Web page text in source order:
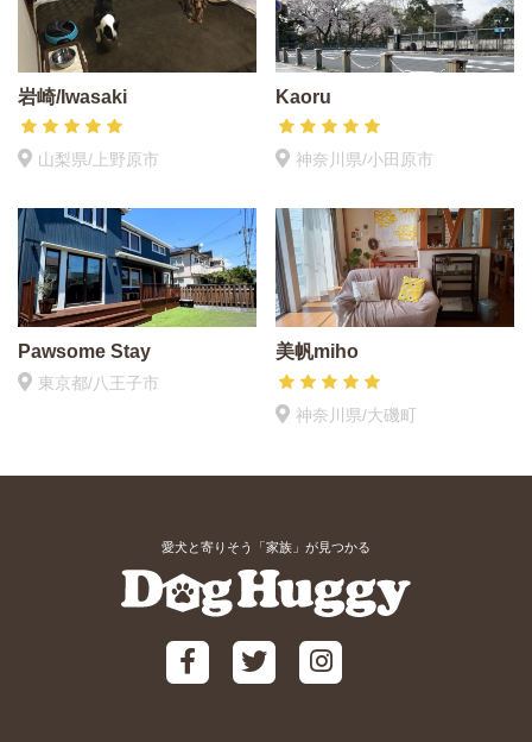
岩崎/Iwasaki
山梨県/上野原市
Kaoru
神奈川県/小田原市
Pawsome Stay
東京都/八王子市
美帆miho
神奈川県/大磯町
愛犬と寄りそう「家族」が見つかる